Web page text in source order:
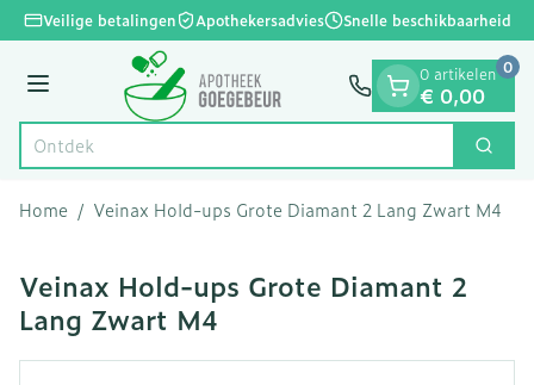
Ga naar de inhoud
1 van 1
Veilige betalingen Apothekersadvies Snelle beschikbaarheid
Menu
Product, merk, categorie... Zoek
0 artikelen
€ 0,00
0
Home / Veinax Hold-ups Grote Diamant 2 Lang Zwart M4
Veinax Hold-ups Grote Diamant 2
Lang Zwart M4